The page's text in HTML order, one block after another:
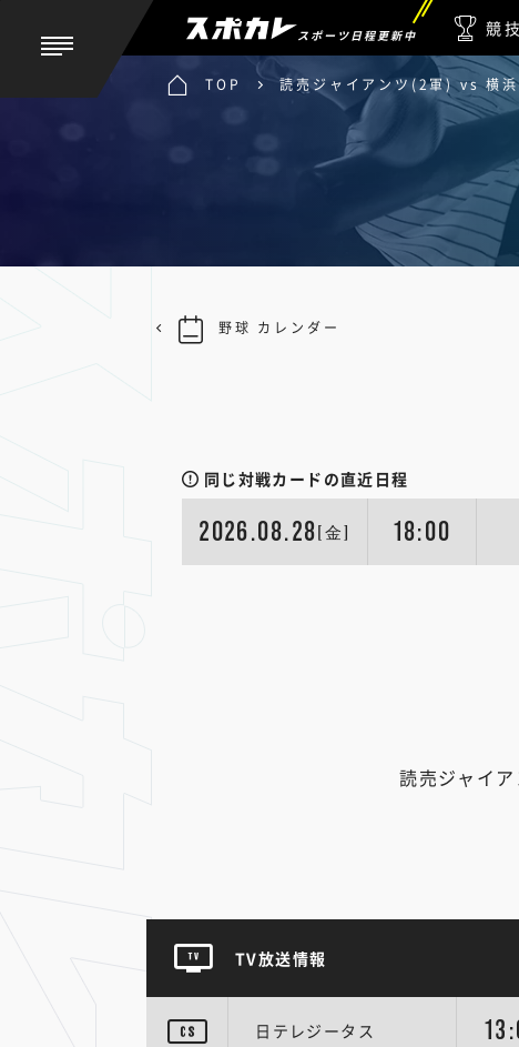
スポーツ日程更新中 競技
TOP 読売ジャイアンツ(2軍) vs 横
同じ対戦カードの直近日程
2026.08.28[金] 18:00
読売ジャイ
野球 カレンダー
TV放送情報
日テレジータス